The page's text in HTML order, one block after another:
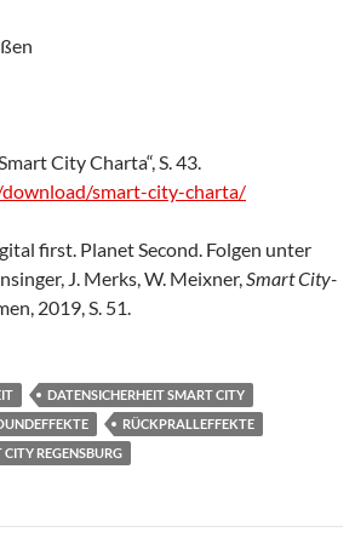
City Charta“, S. 43.
smart-city-charta/
first. Planet Second. Folgen unter
J. Merks, W. Meixner, Smart City-
2019, S. 51.
DATENSICHERHEIT SMART CITY
RÜCKPRALLEFFEKTE
REGENSBURG